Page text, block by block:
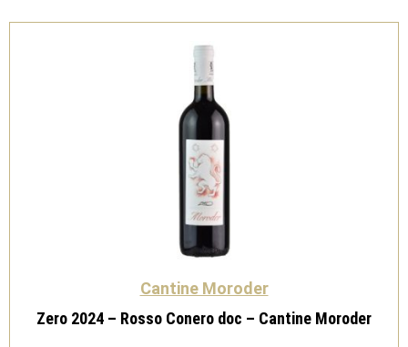
Cantine Moroder
Zero 2024 – Rosso Conero doc – Cantine Moroder